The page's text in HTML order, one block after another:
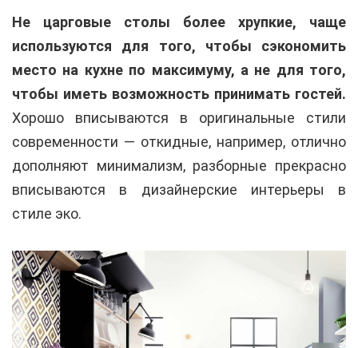
Не царговые столы более хрупкие, чаще
используются для того, чтобы сэкономить
место на кухне по максимуму, а не для того,
чтобы иметь возможность принимать гостей.
Хорошо вписываются в оригинальные стили
современности — откидные, например, отлично
дополняют минимализм, разборные прекрасно
вписываются в дизайнерские интерьеры в
стиле эко.